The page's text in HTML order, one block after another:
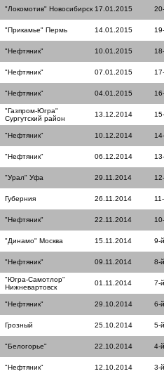
"Локомотив" Новосибирск 17.01.2015
"Прикамье" Пермь 14.01.2015
"Нефтяник" 10.01.2015
"Нефтяник" 07.01.2015
"Нефтяник" 04.01.2015
"Газпром-Югра"
Сургутский район
13.12.2014
"Нефтяник" 10.12.2014
"Нефтяник" 06.12.2014
"Урал" Уфа 29.11.2014
Губерния 26.11.2014
"Нефтяник" 22.11.2014
"Динамо" Москва 15.11.2014 9-
"Нефтяник" 09.11.2014 8-
"Югра-Самотлор"
Нижневартовск
01.11.2014 7-
"Нефтяник" 29.10.2014 6-
Грозный 25.10.2014 5-
"Белогорье" 22.10.2014 4-
"Нефтяник" 12.10.2014 3-